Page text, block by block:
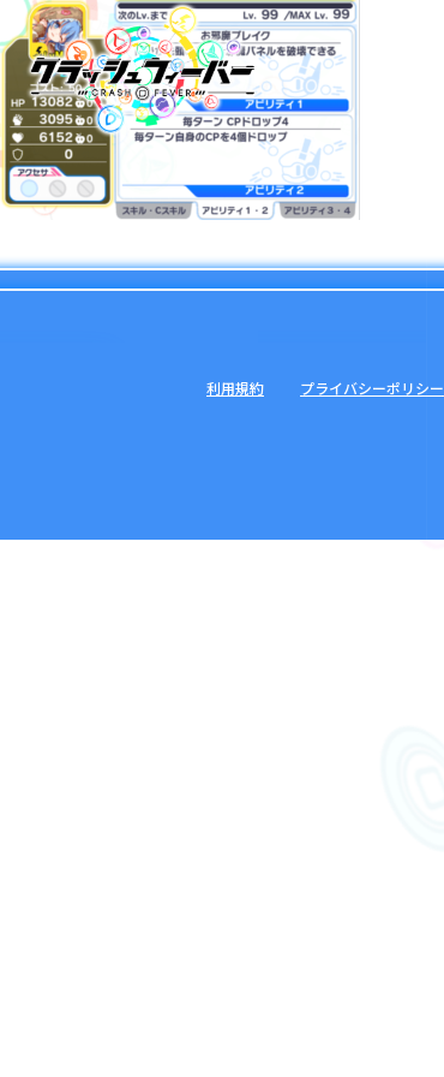
利用規約 プライバシーポリシー